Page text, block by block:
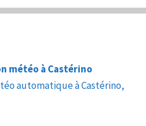
météo à Castérino
automatique à Castérino,